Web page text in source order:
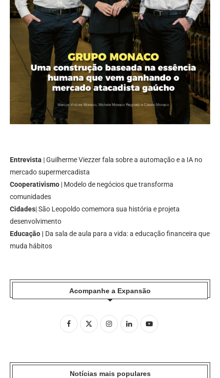
Entrevista | Guilherme Viezzer fala sobre a automação e a IA no
mercado supermercadista
Cooperativismo | Modelo de negócios que transforma
comunidades
Cidades| São Leopoldo comemora sua história e projeta
desenvolvimento
Educação | Da sala de aula para a vida: a educação financeira que
muda hábitos
Acompanhe a Expansão
Notícias mais populares